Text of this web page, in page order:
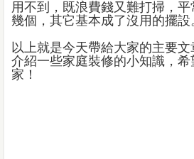
用不到，既浪費錢又難打掃，
幾個，其它基本成了沒用的擺設
以上就是今天帶給大家的主要
介紹一些家庭裝修的小知識，
家！